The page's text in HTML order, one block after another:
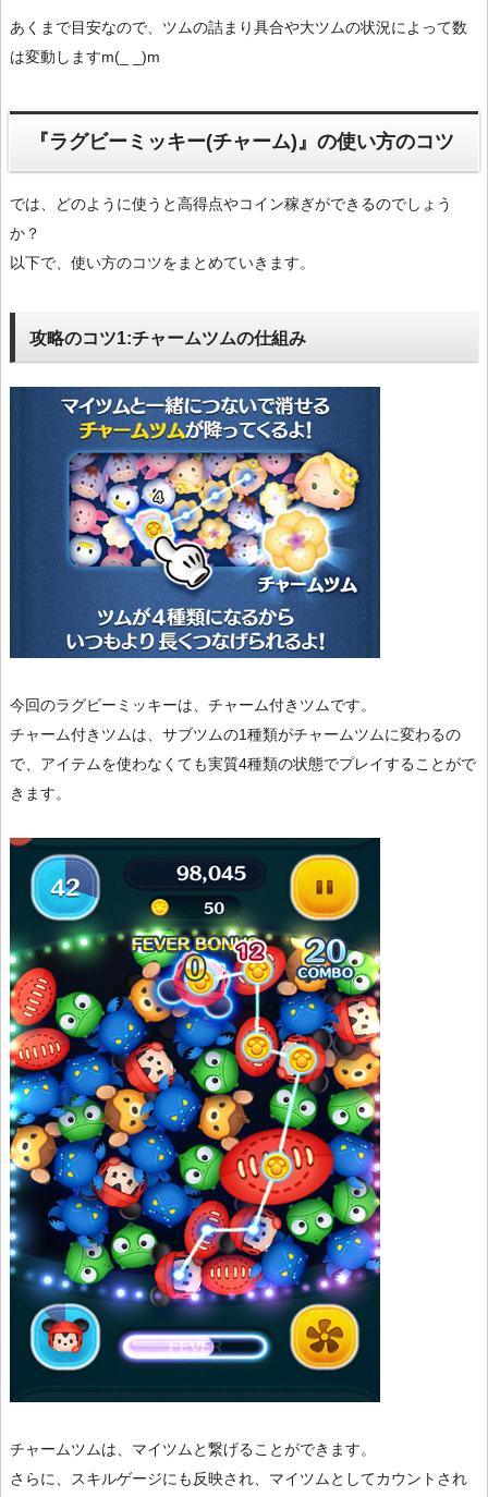
あくまで目安なので、ツムの詰まり具合や大ツムの状況によって数
は変動しますm(_ _)m
『ラグビーミッキー(チャーム)』の使い方のコツ
では、どのように使うと高得点やコイン稼ぎができるのでしょう
か？
以下で、使い方のコツをまとめていきます。
攻略のコツ1:チャームツムの仕組み
今回のラグビーミッキーは、チャーム付きツムです。
チャーム付きツムは、サブツムの1種類がチャームツムに変わるの
で、アイテムを使わなくても実質4種類の状態でプレイすることがで
きます。
チャームツムは、マイツムと繋げることができます。
さらに、スキルゲージにも反映され、マイツムとしてカウントされ